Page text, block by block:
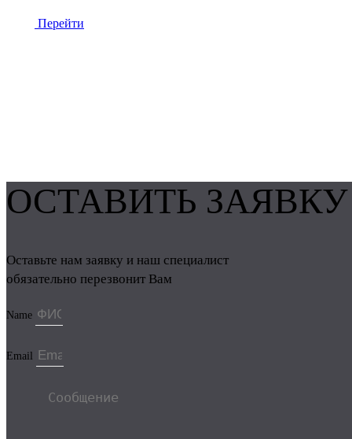
Перейти
ОСТАВИТЬ ЗАЯВКУ
Оставьте нам заявку и наш специалист
обязательно перезвонит Вам
Name
Email